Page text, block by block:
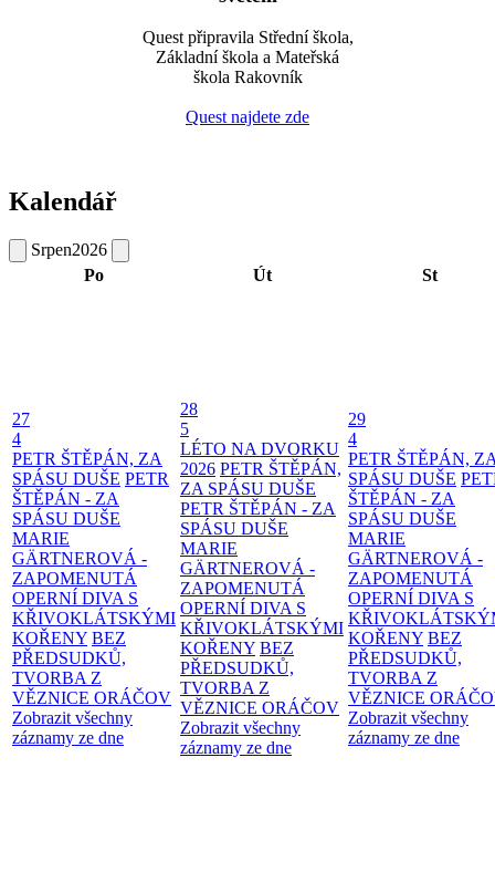
Quest připravila Střední škola,
Základní škola a Mateřská
škola Rakovník
Quest najdete zde
Kalendář
Srpen2026
Po
Út St
27
4
PETR ŠTĚPÁN, ZA
SPÁSU DUŠE PETR
ŠTĚPÁN - ZA
SPÁSU DUŠE
MARIE
GÄRTNEROVÁ -
ZAPOMENUTÁ
OPERNÍ DIVA S
KŘIVOKLÁTSKÝMI
KOŘENY BEZ
PŘEDSUDKŮ,
TVORBA Z
VĚZNICE ORÁČOV
Zobrazit všechny
záznamy ze dne
28
5
LÉTO NA DVORKU
2026 PETR ŠTĚPÁN,
ZA SPÁSU DUŠE
PETR ŠTĚPÁN - ZA
SPÁSU DUŠE
MARIE
GÄRTNEROVÁ -
ZAPOMENUTÁ
OPERNÍ DIVA S
KŘIVOKLÁTSKÝMI
KOŘENY BEZ
PŘEDSUDKŮ,
TVORBA Z
VĚZNICE ORÁČOV
Zobrazit všechny
záznamy ze dne
29
4
PETR ŠTĚPÁN,
SPÁSU DUŠE
ŠTĚPÁN - ZA
SPÁSU DUŠE
MARIE
GÄRTNEROVÁ -
ZAPOMENUTÁ
OPERNÍ DIVA S
KOŘENY BEZ
PŘEDSUDKŮ,
TVORBA Z
VĚZNICE
Zobrazit všechny
záznamy ze dne